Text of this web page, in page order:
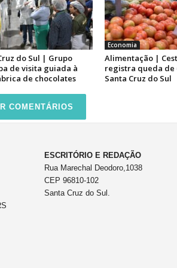
do Sul | Grupo
de visita guiada à
de chocolates
Economia
Alimentação |
registra queda de
Santa Cruz do Sul
COMENTÁRIOS
ESCRITÓRIO E REDAÇÃO
Rua Marechal Deodoro,1038
CEP 96810-102
Santa Cruz do Sul.